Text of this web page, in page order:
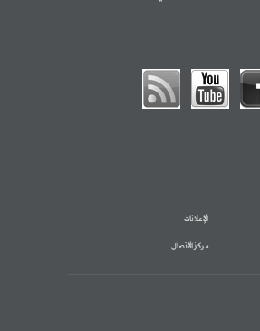
الإعلانات
مركز الاتصال